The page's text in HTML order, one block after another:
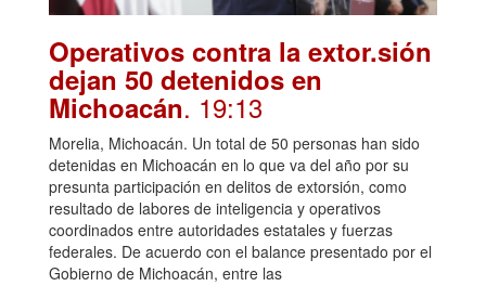
Operativos contra la extor.sión
dejan 50 detenidos en
Michoacán. 19:13
Morelia, Michoacán. Un total de 50 personas han sido
detenidas en Michoacán en lo que va del año por su
presunta participación en delitos de extorsión, como
resultado de labores de inteligencia y operativos
coordinados entre autoridades estatales y fuerzas
federales. De acuerdo con el balance presentado por el
Gobierno de Michoacán, entre las